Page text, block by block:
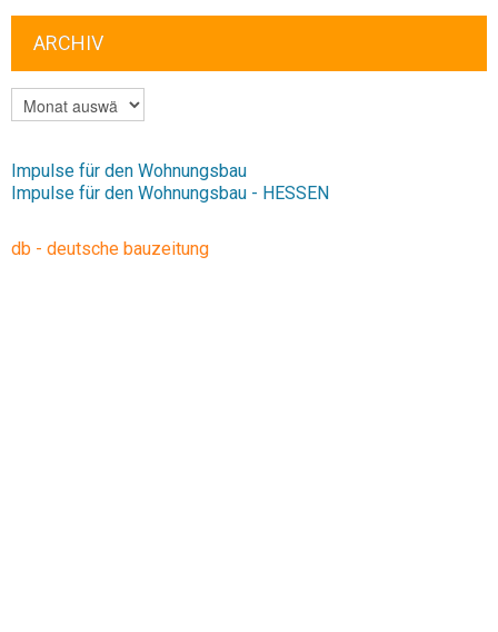
ARCHIV
ARCHIV
Impulse für den Wohnungsbau
Impulse für den Wohnungsbau - HESSEN
db - deutsche bauzeitung